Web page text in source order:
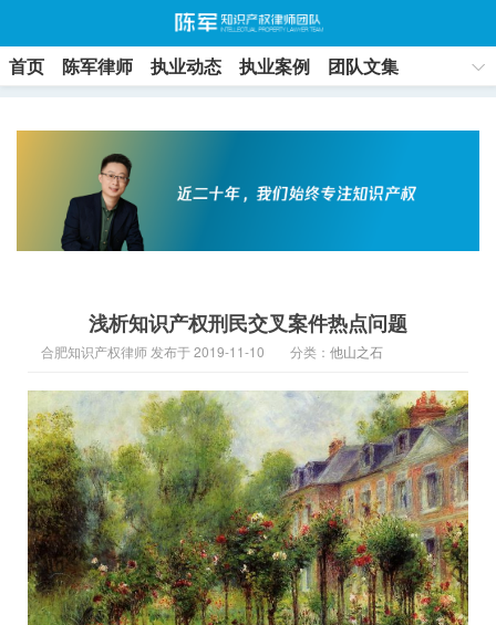
首页 陈军律师 执业动态 执业案例
团队文集
浅析知识产权刑民交叉案件热点问题
合肥知识产权律师 发布于 2019-11-10 分类： 他山之石